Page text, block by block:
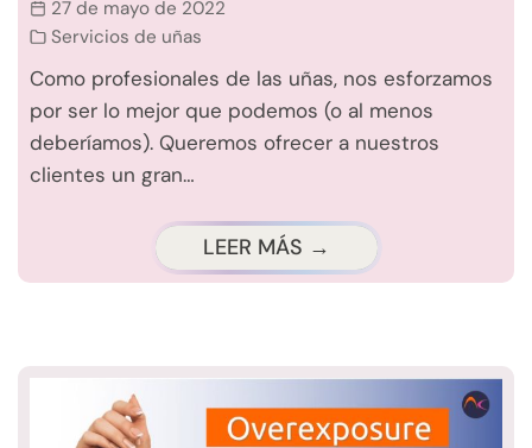
27 de mayo de 2022
Servicios de uñas
Como profesionales de las uñas, nos esforzamos
por ser lo mejor que podemos (o al menos
deberíamos). Queremos ofrecer a nuestros
clientes un gran…
LEER MÁS →